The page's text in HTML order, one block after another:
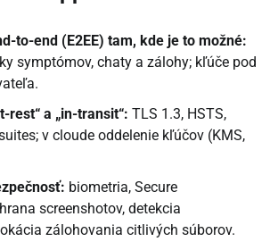
to-end (E2EE) tam, kde je to možné:
symptómov, chaty a zálohy; kľúče pod
rest“ a „in-transit“: TLS 1.3, HSTS,
v cloude oddelenie kľúčov (KMS,
biometria, Secure
screenshotov, detekcia
zálohovania citlivých súborov.